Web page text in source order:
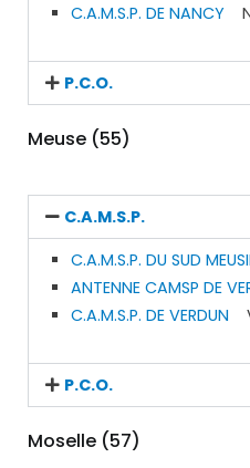
C.A.M.S.P. DE NANCY
P.C.O.
Meuse (55)
C.A.M.S.P.
C.A.M.S.P. DU SUD
ANTENNE CAMSP DE
C.A.M.S.P. DE VERDUN
P.C.O.
Moselle (57)